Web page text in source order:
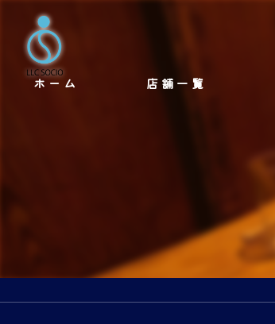
ホーム 店舗一覧
海鮮酒場 うたしお